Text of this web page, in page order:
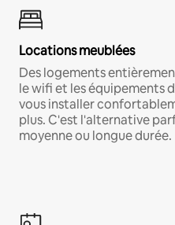
Locations meublées
Des logements
le wifi et les équipements
vous installer
plus. C'est l'alternative
moyenne ou longue durée.